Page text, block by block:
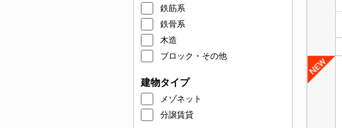
鉄筋系
鉄骨系
木造
ブロック・その他
建物タイプ
メゾネット
分譲賃貸